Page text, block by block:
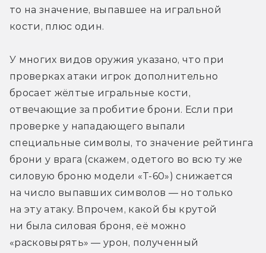
то на значение, выпавшее на игральной
кости, плюс один.
У многих видов оружия указано, что при
проверках атаки игрок дополнительно
бросает жёлтые игральные кости,
отвечающие за пробитие брони. Если при
проверке у нападающего выпали
специальные символы, то значение рейтинга
брони у врага (скажем, одетого во всю ту же
силовую броню модели «T-60») снижается
на число выпавших символов — но только
на эту атаку. Впрочем, какой бы крутой
ни была силовая броня, её можно
«расковырять» — урон, полученный